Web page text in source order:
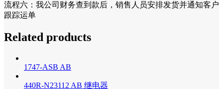
流程六：我公司财务查到款后，销售人员安排发货并通知客户
跟踪运单
Related products
1747-ASB AB
440R-N23112 AB 继电器